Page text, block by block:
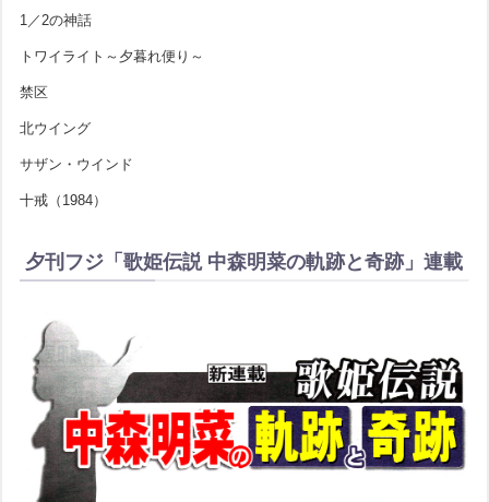
1／2の神話
トワイライト～夕暮れ便り～
禁区
北ウイング
サザン・ウインド
十戒（1984）
夕刊フジ「歌姫伝説 中森明菜の軌跡と奇跡」連載